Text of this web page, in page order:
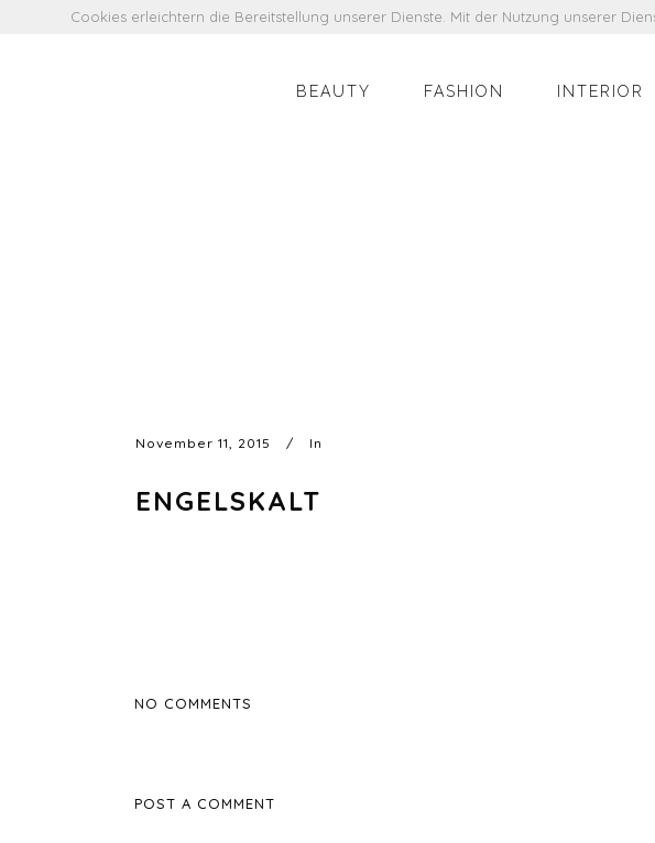
BEAUTY FASHION INTERIOR
November 11, 2015 In
ENGELSKALT
NO COMMENTS
POST A COMMENT
Cookies erleichtern die Bereitstellung unserer Dienste. Mit der Nutzung unserer